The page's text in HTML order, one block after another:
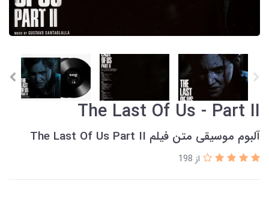
The Last Of Us - Part II
آلبوم موسیقی متن فیلم The Last Of Us Part II
از 198